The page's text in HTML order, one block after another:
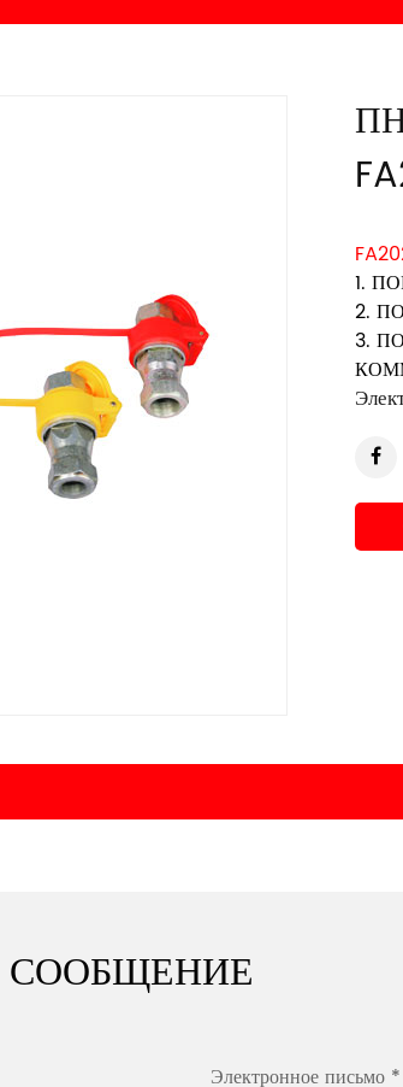
1.
2.
3.
СООБЩЕНИЕ
Электронное письмо *